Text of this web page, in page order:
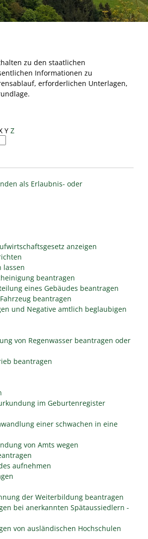
zu den staatlichen
Informationen zu
erforderlichen Unterlagen,
Y Z
als Erlaubnis- oder
anzeigen
lassen
beantragen
eines Gebäudes beantragen
beantragen
und Negative amtlich beglaubigen
von Regenwasser beantragen oder
beantragen
im Geburtenregister
einer schwachen in eine
von Amts wegen
aufnehmen
der Weiterbildung beantragen
bei anerkannten Spätaussiedlern -
von ausländischen Hochschulen